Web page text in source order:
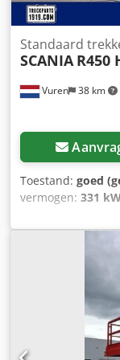
vrachtwagens,
locatie met alle
kilometer en 7
afleverbeurt. In
best passende
service • Ruime,
kwaliteit • 100+
Vakkundige
website en bekijk
Vuren 38 km
Standaard
SCANIA R450
Toestand: goed
vermogen: 331
asconfiguratie:
, soort
12
, totale
totale hoogte:
Bluetooth,
control,